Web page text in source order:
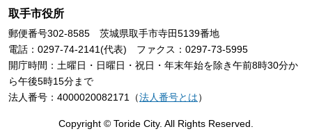
取手市役所
郵便番号302-8585 茨城県取手市寺田5139番地
電話：0297-74-2141(代表) ファクス：0297-73-5995
開庁時間：土曜日・日曜日・祝日・年末年始を除き午前8時30分か
ら午後5時15分まで
法人番号：4000020082171（法人番号とは）
Copyright © Toride City. All Rights Reserved.